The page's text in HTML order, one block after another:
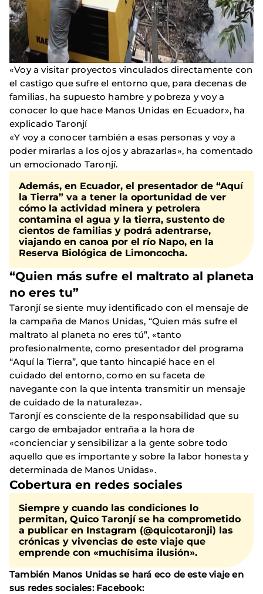
«Voy a visitar proyectos vinculados directamente con
el castigo que sufre el entorno que, para decenas de
familias, ha supuesto hambre y pobreza y voy a
conocer lo que hace Manos Unidas en Ecuador», ha
explicado Taronjí
«Y voy a conocer también a esas personas y voy a
poder mirarlas a los ojos y abrazarlas», ha comentado
un emocionado Taronjí.
Además, en Ecuador, el presentador de “Aquí
la Tierra” va a tener la oportunidad de ver
cómo la actividad minera y petrolera
contamina el agua y la tierra, sustento de
cientos de familias y podrá adentrarse,
viajando en canoa por el río Napo, en la
Reserva Biológica de Limoncocha.
“Quien más sufre el maltrato al planeta
no eres tu”
Taronjí se siente muy identificado con el mensaje de
la campaña de Manos Unidas, “Quien más sufre el
maltrato al planeta no eres tú”, «tanto
profesionalmente, como presentador del programa
“Aquí la Tierra”, que tanto hincapié hace en el
cuidado del entorno, como en su faceta de
navegante con la que intenta transmitir un mensaje
de cuidado de la naturaleza».
Taronjí es consciente de la responsabilidad que su
cargo de embajador entraña a la hora de
«concienciar y sensibilizar a la gente sobre todo
aquello que es importante y sobre la labor honesta y
determinada de Manos Unidas».
Cobertura en redes sociales
Siempre y cuando las condiciones lo
permitan, Quico Taronjí se ha comprometido
a publicar en Instagram (@quicotaronji) las
crónicas y vivencias de este viaje que
emprende con «muchísima ilusión».
También Manos Unidas se hará eco de este viaje en
sus redes sociales: Facebook: